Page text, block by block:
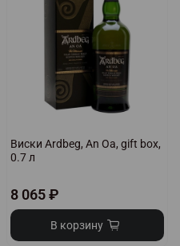
Виски Ardbeg, An Oa, gift box,
0.7 л
8 065 ₽
В корзину